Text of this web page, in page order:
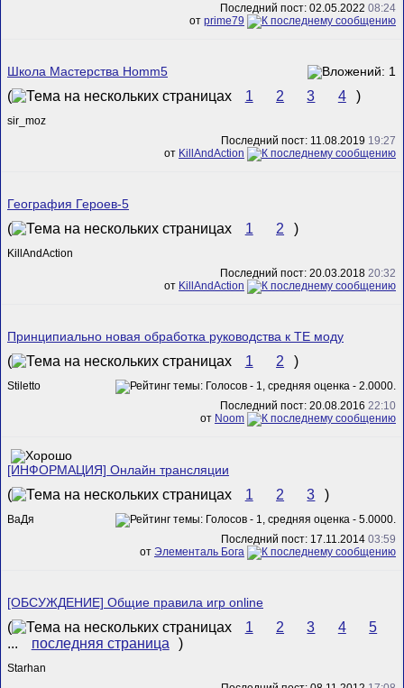
Последний пост: 02.05.2022 08:24
от prime79
Школа Мастерства Homm5
( 1 2 3 4 )
sir_moz
Последний пост: 11.08.2019 19:27
от KillAndAction
География Героев-5
( 1 2 )
KillAndAction
Последний пост: 20.03.2018 20:32
от KillAndAction
Принципиально новая обработка руководства к ТЕ моду
( 1 2 )
Stiletto
Последний пост: 20.08.2016 22:10
от Noom
[ИНФОРМАЦИЯ] Онлайн трансляции
( 1 2 3 )
ВаДя
Последний пост: 17.11.2014 03:59
от Элементаль Бога
[ОБСУЖДЕНИЕ] Общие правила игр online
( 1 2 3 4
5
...
последняя страница )
Starhan